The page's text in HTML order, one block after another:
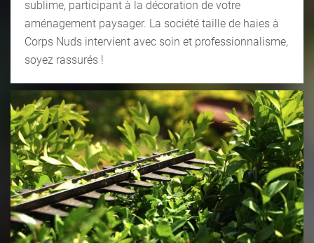
sublime, participant à la décoration de votre
aménagement paysager. La société taille de haies à
Corps Nuds intervient avec soin et professionnalisme,
soyez rassurés !